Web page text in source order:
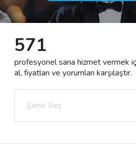
🎈 Biz Kimiz?
🧐 Nasıl Çalışır?
Destek
İletişim
571
profesyonel sana hizmet vermek
al, fiyatları ve yorumları karşılaştır.
Şehir Seç